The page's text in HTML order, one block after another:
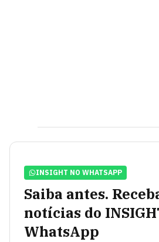
INSIGHT NO WHATSAPP
Saiba antes.
notícias do
WhatsApp